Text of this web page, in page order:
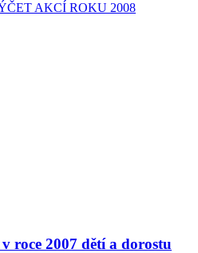
AKCÍ ROKU 2008
roce 2007 dětí a dorostu